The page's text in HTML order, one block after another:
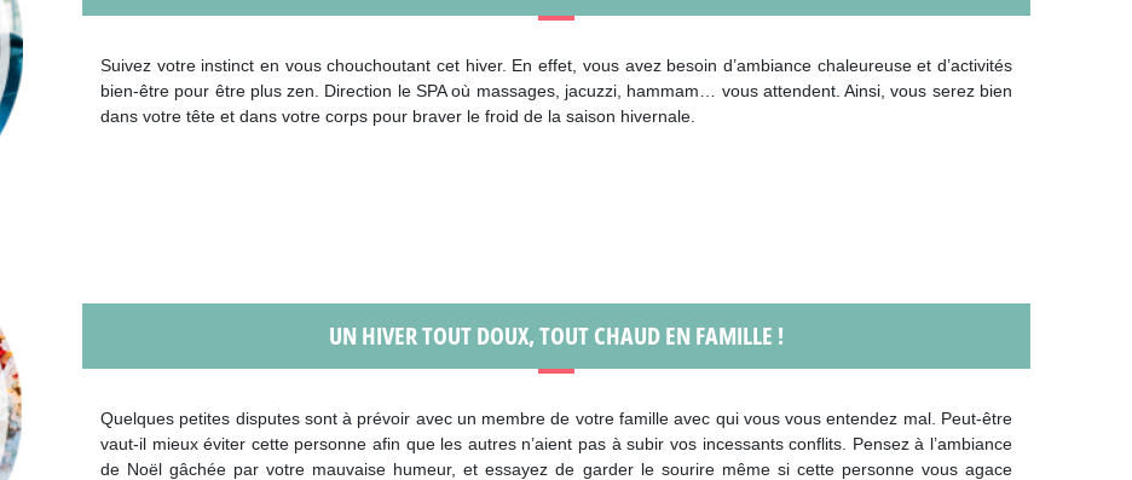
Suivez votre instinct en vous chouchoutant cet hiver. En effet, vous avez besoin d’ambiance chaleureuse et d’activités
bien-être pour être plus zen. Direction le SPA où massages, jacuzzi, hammam… vous attendent. Ainsi, vous serez bien
dans votre tête et dans votre corps pour braver le froid de la saison hivernale.
UN HIVER TOUT DOUX, TOUT CHAUD EN FAMILLE !
Quelques petites disputes sont à prévoir avec un membre de votre famille avec qui vous vous entendez mal. Peut-être
vaut-il mieux éviter cette personne afin que les autres n’aient pas à subir vos incessants conflits. Pensez à l’ambiance
de Noël gâchée par votre mauvaise humeur, et essayez de garder le sourire même si cette personne vous agace